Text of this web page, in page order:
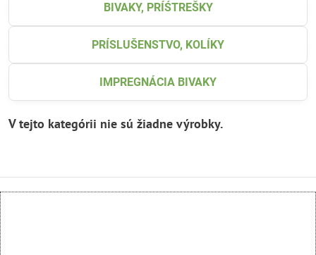
BIVAKY, PRÍŚTREŠKY
PRÍSLUŠENSTVO, KOLÍKY
IMPREGNÁCIA BIVAKY